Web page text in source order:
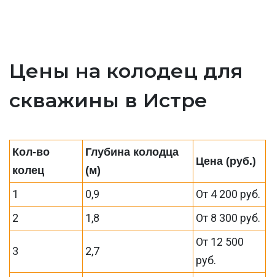
Цены на колодец для
скважины в Истре
Кол-во
колец
Глубина колодца
(м)
Цена (руб.)
1 0,9
От 4 200 руб.
2
1,8 От 8 300 руб.
3 2,7
От 12 500
руб.